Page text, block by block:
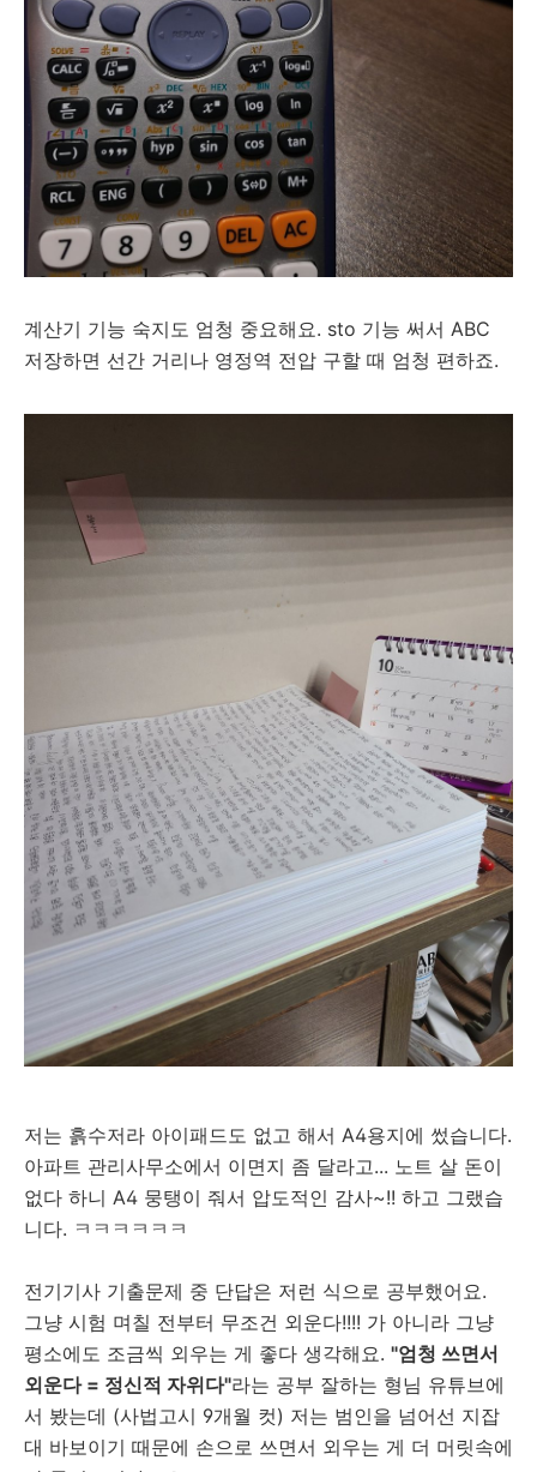
계산기 기능 숙지도 엄청 중요해요. sto 기능 써서 ABC
저장하면 선간 거리나 영정역 전압 구할 때 엄청 편하죠.
저는 흙수저라 아이패드도 없고 해서 A4용지에 썼습니다.
아파트 관리사무소에서 이면지 좀 달라고... 노트 살 돈이
없다 하니 A4 뭉탱이 줘서 압도적인 감사~!! 하고 그랬습
니다. ㅋㅋㅋㅋㅋㅋ
전기기사 기출문제 중 단답은 저런 식으로 공부했어요.
그냥 시험 며칠 전부터 무조건 외운다!!!! 가 아니라 그냥
평소에도 조금씩 외우는 게 좋다 생각해요. "엄청 쓰면서
외운다 = 정신적 자위다"라는 공부 잘하는 형님 유튜브에
서 봤는데 (사법고시 9개월 컷) 저는 범인을 넘어선 지잡
대 바보이기 때문에 손으로 쓰면서 외우는 게 더 머릿속에